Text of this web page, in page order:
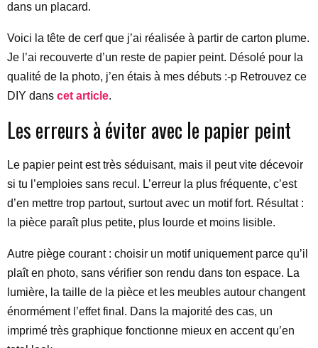
dans un placard.
Voici la tête de cerf que j’ai réalisée à partir de carton plume.
Je l’ai recouverte d’un reste de papier peint. Désolé pour la
qualité de la photo, j’en étais à mes débuts :-p Retrouvez ce
DIY dans cet article.
Les erreurs à éviter avec le papier peint
Le papier peint est très séduisant, mais il peut vite décevoir
si tu l’emploies sans recul. L’erreur la plus fréquente, c’est
d’en mettre trop partout, surtout avec un motif fort. Résultat :
la pièce paraît plus petite, plus lourde et moins lisible.
Autre piège courant : choisir un motif uniquement parce qu’il
plaît en photo, sans vérifier son rendu dans ton espace. La
lumière, la taille de la pièce et les meubles autour changent
énormément l’effet final. Dans la majorité des cas, un
imprimé très graphique fonctionne mieux en accent qu’en